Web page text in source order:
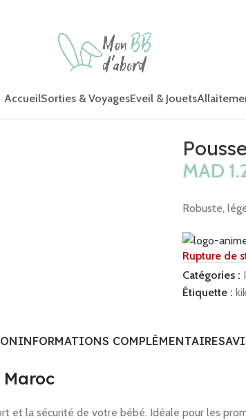
AccueilSorties & VoyagesEveil & Jouets
MAD
Robuste,
Rupture de
Catégories :
Étiquette :
INFORMATIONS COMPLÉMENTAIRES
la sécurité de votre bébé. Idéale pour les